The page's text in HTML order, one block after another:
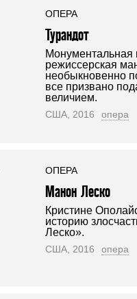
ОПЕРА
Турандот
Монументальная
режиссерская
необыкновенно
все призвано
величием.
США, 2016 опера
ОПЕРА
Манон Леско
Кристине
историю
Леско».
США, 2016 опера